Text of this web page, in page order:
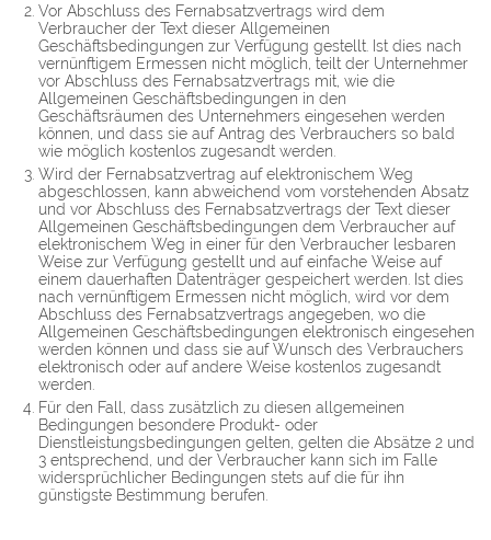
Vor Abschluss des Fernabsatzvertrags wird dem
Verbraucher der Text dieser Allgemeinen
Geschäftsbedingungen zur Verfügung gestellt. Ist dies nach
vernünftigem Ermessen nicht möglich, teilt der Unternehmer
vor Abschluss des Fernabsatzvertrags mit, wie die
Allgemeinen Geschäftsbedingungen in den
Geschäftsräumen des Unternehmers eingesehen werden
können, und dass sie auf Antrag des Verbrauchers so bald
wie möglich kostenlos zugesandt werden.
Wird der Fernabsatzvertrag auf elektronischem Weg
abgeschlossen, kann abweichend vom vorstehenden Absatz
und vor Abschluss des Fernabsatzvertrags der Text dieser
Allgemeinen Geschäftsbedingungen dem Verbraucher auf
elektronischem Weg in einer für den Verbraucher lesbaren
Weise zur Verfügung gestellt und auf einfache Weise auf
einem dauerhaften Datenträger gespeichert werden. Ist dies
nach vernünftigem Ermessen nicht möglich, wird vor dem
Abschluss des Fernabsatzvertrags angegeben, wo die
Allgemeinen Geschäftsbedingungen elektronisch eingesehen
werden können und dass sie auf Wunsch des Verbrauchers
elektronisch oder auf andere Weise kostenlos zugesandt
werden.
Für den Fall, dass zusätzlich zu diesen allgemeinen
Bedingungen besondere Produkt- oder
Dienstleistungsbedingungen gelten, gelten die Absätze 2 und
3 entsprechend, und der Verbraucher kann sich im Falle
widersprüchlicher Bedingungen stets auf die für ihn
günstigste Bestimmung berufen.